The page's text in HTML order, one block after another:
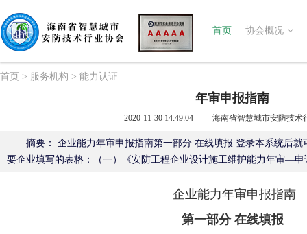
首页 协会概况
首页 > 服务机构 > 能力认证
年审申报指南
2020-11-30 14:49:04 海南省智慧城市安防技术
摘要：
企业能力年审申报指南第一部分 在线填报 登录本系统后
要企业填写的表格：（一）《安防工程企业设计施工维护能力年审—申
企业能力年审申报指南
第一部分 在线填报